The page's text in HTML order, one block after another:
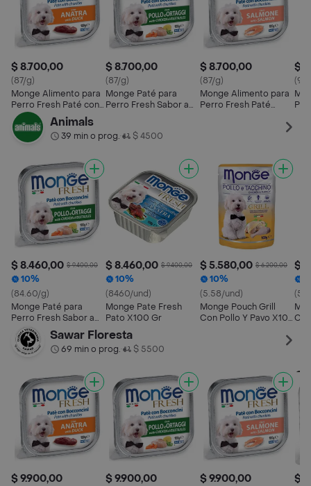
$ 8.700,00
(87/g)
Monge Alimento para
Perro Fresh Paté con
Bocconcini Pato con
Verduras
$ 8.700,00
(87/g)
Monge Paté para
Perro Fresh Sabor a
$ 8.700,00
(87/g)
Monge Alimento para
Perro Fresh Paté
$
Animals
39 min o prog.• $ 4500
$ 8.460,00 $ 9.400,00
10%
(84.60/g)
Monge Paté para
Perro Fresh Sabor a
Pollo con Verduras
$ 8.460,00 $ 9.400,00
10%
(8460/und)
Monge Pate Fresh
Pato X100 Gr
$ 5.580,00 $ 6.200,00
10%
(5.58/und)
Monge Pouch Grill
Con Pollo Y Pavo X100
$
Sawar Floresta
69 min o prog.• $ 5500
$ 9.900,00 $ 9.900,00 $ 9.900,00 $